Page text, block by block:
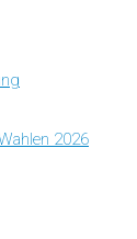
2026